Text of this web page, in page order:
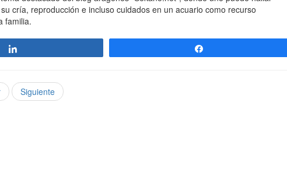
cría, reproducción e incluso cuidados en un acuario como recurso
familia.
Siguiente